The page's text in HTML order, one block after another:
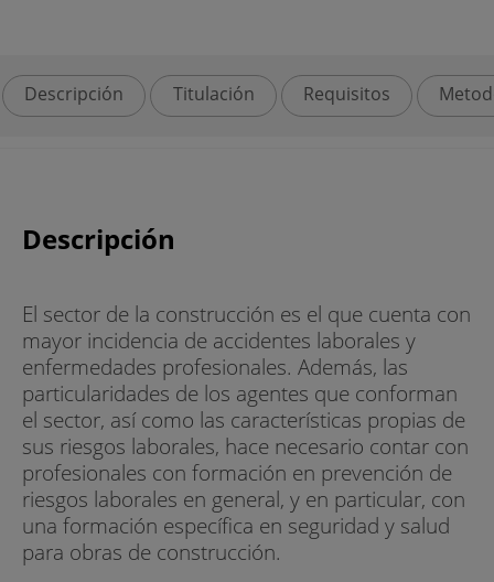
Descripción Titulación Requisitos
Descripción
El sector de la construcción es el que cuenta con
mayor incidencia de accidentes laborales y
enfermedades profesionales. Además, las
particularidades de los agentes que conforman
el sector, así como las características propias de
sus riesgos laborales, hace necesario contar con
profesionales con formación en prevención de
riesgos laborales en general, y en particular, con
una formación específica en seguridad y salud
para obras de construcción.